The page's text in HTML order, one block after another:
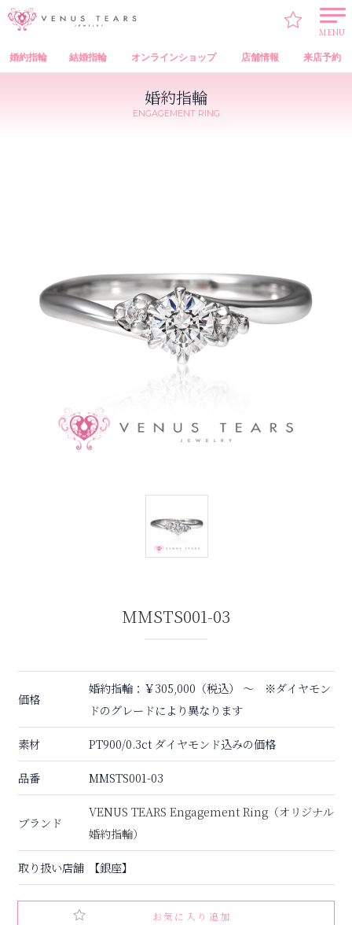
MENU
婚約指輪 結婚指輪 オンラインショップ 店舗情報 来店予約
VENUS TEARS > MMSTS001-03
婚約指輪
ENGAGEMENT RING
MMSTS001-03
価格
婚約指輪：￥305,000（税込） 〜 ※ダイヤモン
ドのグレードにより異なります
素材 PT900/0.3ct ダイヤモンド込みの価格
品番 MMSTS001-03
ブランド
VENUS TEARS Engagement Ring（オリジナル
婚約指輪）
取り扱い店舗 【銀座】
お気に入り追加